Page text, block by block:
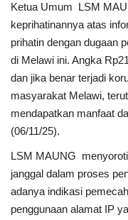
Kaltim
Dunia
Artikel
Ekonomi
Olahraga
Hukum
Ketua Umum LSM
keprihatinannya atas
prihatin dengan dugaan
di Melawi ini. Angka
dan jika benar terjadi
masyarakat Melawi,
mendapatkan manfaat
(06/11/25).
LSM MAUNG
janggal dalam proses
adanya indikasi
penggunaan alamat IP